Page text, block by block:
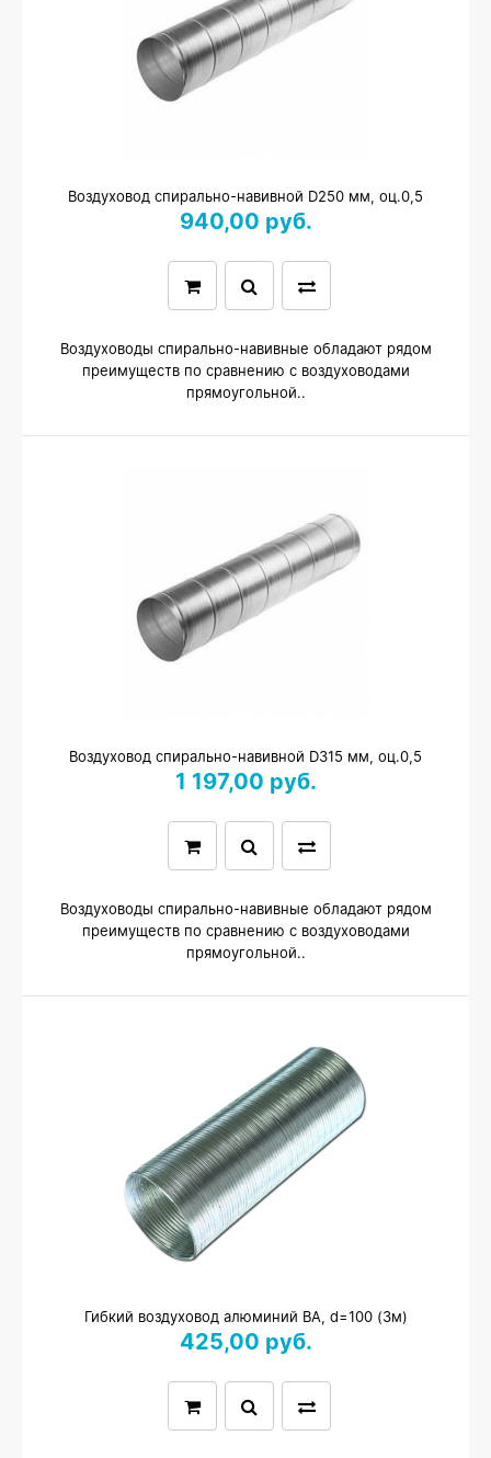
Воздуховод спирально-навивной D250 мм, оц.0,5
940,00 руб.
Воздуховоды спирально-навивные обладают рядом
преимуществ по сравнению с воздуховодами
прямоугольной..
Воздуховод спирально-навивной D315 мм, оц.0,5
1 197,00 руб.
Воздуховоды спирально-навивные обладают рядом
преимуществ по сравнению с воздуховодами
прямоугольной..
Гибкий воздуховод алюминий ВА, d=100 (3м)
425,00 руб.